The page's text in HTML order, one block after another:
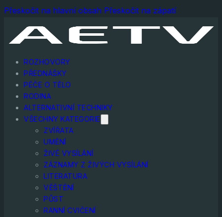
Přeskočit na hlavní obsah Přeskočit na zápatí
ROZHOVORY
PŘEDNÁŠKY
PÉČE O TĚLO
RODINA
ALTERNATIVNÍ TECHNIKY
VŠECHNY KATEGORIE
ZVÍŘATA
UMĚNÍ
ŽIVÉ VYSÍLÁNÍ
ZÁZNAMY Z ŽIVÝCH VYSÍLÁNÍ
LITERATURA
VĚŠTĚNÍ
PŮST
RANNÍ CVIČENÍ